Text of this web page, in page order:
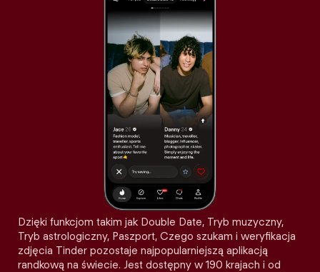
Dzięki funkcjom takim jak Double Date, Tryb muzyczny,
Tryb astrologiczny, Paszport, Czego szukam i weryfikacja
zdjęcia Tinder pozostaje najpopularniejszą aplikacją
randkową na świecie. Jest dostępny w 190 krajach i od